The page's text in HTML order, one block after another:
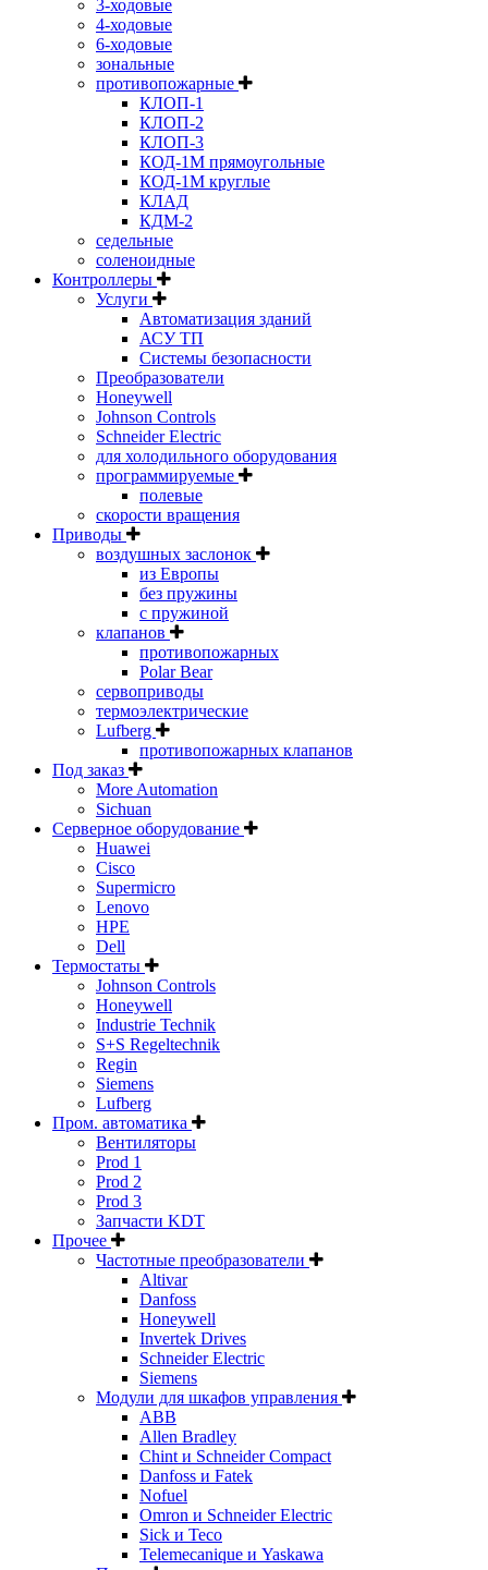
3-ходовые
4-ходовые
6-ходовые
зональные
противопожарные
КЛОП-1
КЛОП-2
КЛОП-3
КОД-1М прямоугольные
КОД-1М круглые
КЛАД
КДМ-2
седельные
соленоидные
Контроллеры
Услуги
Автоматизация зданий
АСУ ТП
Системы безопасности
Преобразователи
Honeywell
Johnson Controls
Schneider Electric
для холодильного оборудования
программируемые
полевые
скорости вращения
Приводы
воздушных заслонок
из Европы
без пружины
с пружиной
клапанов
противопожарных
Polar Bear
сервоприводы
термоэлектрические
Lufberg
противопожарных клапанов
Под заказ
More Automation
Sichuan
Серверное оборудование
Huawei
Cisco
Supermicro
Lenovo
HPE
Dell
Термостаты
Johnson Controls
Honeywell
Industrie Technik
S+S Regeltechnik
Regin
Siemens
Lufberg
Пром. автоматика
Вентиляторы
Prod 1
Prod 2
Prod 3
Запчасти KDT
Прочее
Частотные преобразователи
Altivar
Danfoss
Honeywell
Invertek Drives
Schneider Electric
Siemens
Модули для шкафов управления
ABB
Allen Bradley
Chint и Schneider Compact
Danfoss и Fatek
Nofuel
Omron и Schneider Electric
Sick и Teco
Telemecanique и Yaskawa